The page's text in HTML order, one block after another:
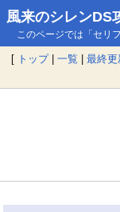
風来のシレンDS
このページでは「セリ
[ トップ| 一覧 | 最終更